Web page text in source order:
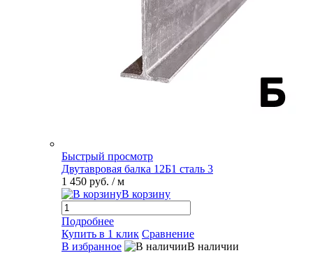
Быстрый просмотр
Двутавровая балка 12Б1 сталь 3
1 450 руб. / м
В корзину
Подробнее
Купить в 1 клик Сравнение
В избранное
В наличии